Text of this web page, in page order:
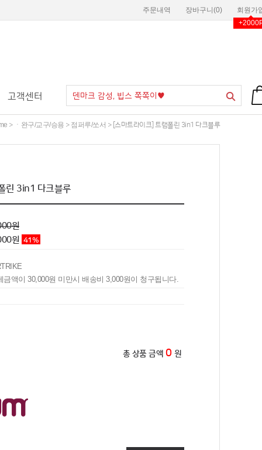
회원가
장바구니(0)
주문내역
고객센터
> ㆍ완구/교구/승용 > 점퍼루/쏘서 > [스마트라이크] 트램폴린 3in1 다크블루
린 3in1 다크블루
원
원 41%
금액이 30,000원 미만시 배송비 3,000원이 청구됩니다.
총 상품 금액 0 원